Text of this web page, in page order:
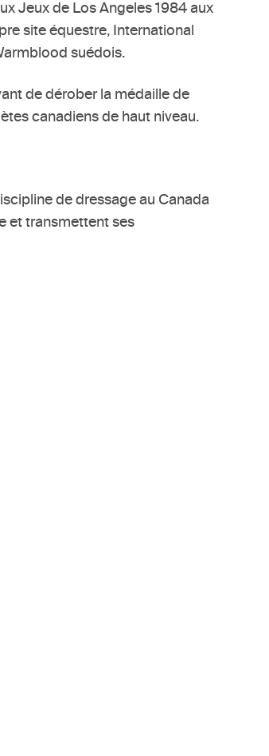
Jeux de Los Angeles 1984 aux
site équestre, International
suédois.
de dérober la médaille de
canadiens de haut niveau.
de dressage au Canada
et transmettent ses